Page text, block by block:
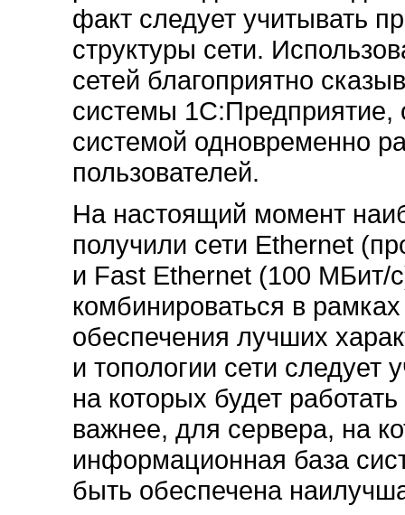
факт следует учитывать
структуры сети.
сетей благоприятно
системы 1С:Предприятие,
системой одновременно
пользователей.
На настоящий момент
получили сети Ethernet
и Fast Ethernet (100 МБит/
комбинироваться в
обеспечения лучших
и топологии сети следует
на которых будет
важнее, для сервера, на
информационная база
быть обеспечена